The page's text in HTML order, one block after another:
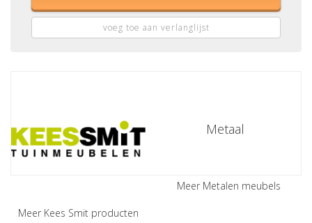
voeg toe aan verlanglijst
Meer Kees Smit producten
Metaal
Meer Metalen meubels